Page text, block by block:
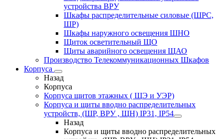
устройства ВРУ
Шкафы распределительные силовые (ШРС,
ШР)
Шкафы наружного освещения ШНО
Щиток осветительный ЩО
Щиты аварийного освещения ЩАО
Производство Телекоммуникационных Шкафов
Корпуса
Назад
Корпуса
Корпуса щитов этажных ( ЩЭ и УЭР)
Корпуса и щиты вводно распределительных
устройств, (ШР, ВРУ , ЩН) IP31, IP54
Назад
Корпуса и щиты вводно распределительных